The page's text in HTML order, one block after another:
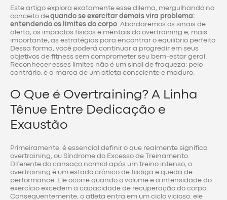
Este artigo explora exatamente esse dilema, mergulhando no
conceito dequando se exercitar demais vira problema:
entendendo os limites do corpo . Abordaremos os sinais de
alerta, os impactos físicos e mentais do overtraining e, mais
importante, as estratégias para encontrar o equilíbrio perfeito.
Dessa forma, você poderá continuar a progredir em seus
objetivos de fitness sem comprometer seu bem-estar geral.
Reconhecer esses limites não é um sinal de fraqueza; pelo
contrário, é a marca de um atleta consciente e maduro.
O Que é Overtraining? A Linha
Tênue Entre Dedicação e
Exaustão
Primeiramente, é essencial definir o que realmente significa
overtraining, ou Síndrome do Excesso de Treinamento.
Diferente do cansaço normal após um treino intenso, o
overtraining é um estado crônico de fadiga e queda de
performance. Ele ocorre quando o volume e a intensidade do
exercício excedem a capacidade de recuperação do corpo.
Consequentemente, o atleta entra em um ciclo vicioso: ele